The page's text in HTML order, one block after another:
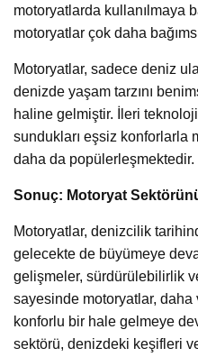
motoryatlarda kullanılmaya
motoryatlar çok daha
Motoryatlar, sadece deniz
denizde yaşam tarzını
haline gelmiştir. İleri
sundukları eşsiz konforlarla
daha da popülerleşmektedir.
Sonuç: Motoryat
Motoryatlar, denizcilik
gelecekte de büyümeye
gelişmeler, sürdürülebilirlik
sayesinde motoryatlar,
konforlu bir hale gelmeye
sektörü, denizdeki keşifleri